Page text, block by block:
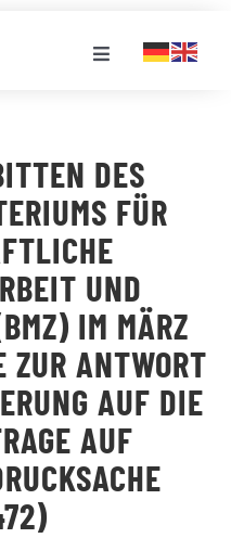
Toggle
DES
FÜR
UND
IM MÄRZ
ZUR ANTWORT
AUF DIE
AUF